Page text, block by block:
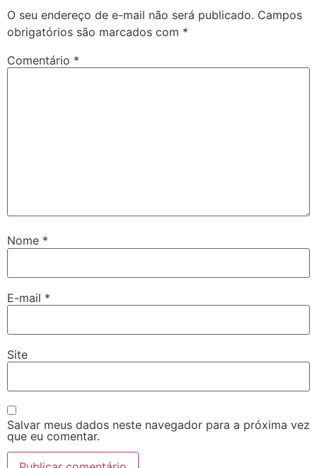
O seu endereço de e-mail não será publicado. Campos
obrigatórios são marcados com *
Comentário *
Nome *
E-mail *
Site
Salvar meus dados neste navegador para a próxima vez
que eu comentar.